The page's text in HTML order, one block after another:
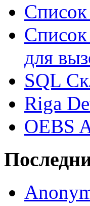
Список
Список
для
SQL
Riga
OEBS